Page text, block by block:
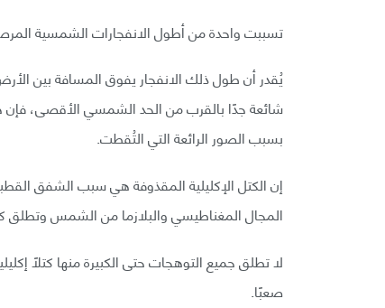
تسببت واحدة من أطول الانفجارات الشمسية
شائعة جدًا بالقرب من الحد الشمسي الأقصى، فإن
بسبب الصور الرائعة التي التُقطت.
إن الكتل الإكليلية المقذوفة هي سبب الشفق
المجال المغناطيسي والبلازما من الشمس وتطلق
لا تطلق جميع التوهجات حتى الكبيرة منها كتلًا
صعبًا.